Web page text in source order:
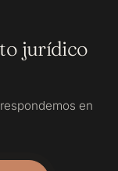
jurídico
en